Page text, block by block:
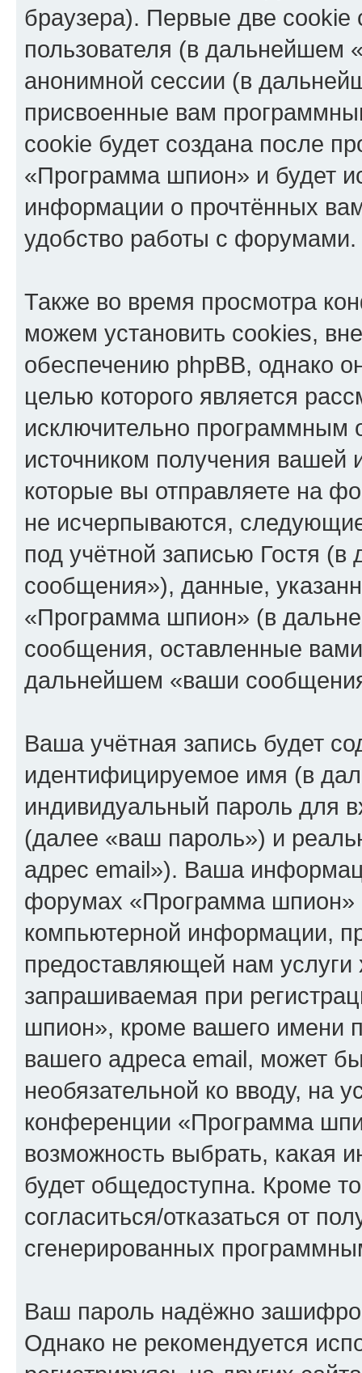
браузера). Первые две cookie
пользователя (в дальнейшем
анонимной сессии (в
присвоенные вам
cookie будет создана после
«Программа шпион» и будет
информации о прочтённых
удобство работы с форумами.
Также во время просмотра
можем установить cookies,
обеспечению phpBB, однако
целью которого является
исключительно программным
источником получения
которые вы отправляете на
не исчерпываются,
под учётной записью Гостя
сообщения»), данные,
«Программа шпион» (в
сообщения, оставленные
дальнейшем «ваши
Ваша учётная запись будет
идентифицируемое имя (в
индивидуальный пароль для
(далее «ваш пароль») и
адрес email»). Ваша
форумах «Программа шпион»
компьютерной информации,
предоставляющей нам
запрашиваемая при
шпион», кроме вашего имени
вашего адреса email, может
необязательной ко вводу, на
конференции «Программа
возможность выбрать, какая
будет общедоступна. Кроме
согласиться/отказаться от
сгенерированных
Ваш пароль надёжно
Однако не рекомендуется